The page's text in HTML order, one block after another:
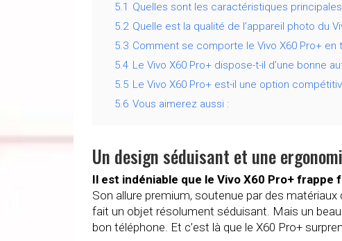
5.1 Quelles sont les caractéristiques principales
5.2 Quelle est la qualité de l’appareil photo du
5.3 Comment se comporte le Vivo X60 Pro+
5.4 Le Vivo X60 Pro+ dispose-t-il d’une bonne
5.5 Le Vivo X60 Pro+ est-il une option
5.6 Vous aimerez aussi :
Un design séduisant et une
Il est indéniable que le Vivo X60 Pro+
Son allure premium, soutenue par des
fait un objet résolument séduisant. Mais un
bon téléphone. Et c’est là que le X60 Pro+